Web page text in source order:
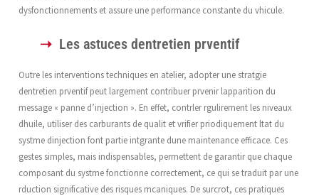
dysfonctionnements et assure une performance constante du vhicule.
Les astuces dentretien prventif
Outre les interventions techniques en atelier, adopter une stratgie
dentretien prventif peut largement contribuer prvenir lapparition du
message « panne d’injection ». En effet, contrler rgulirement les niveaux
dhuile, utiliser des carburants de qualit et vrifier priodiquement ltat du
systme dinjection font partie intgrante dune maintenance efficace. Ces
gestes simples, mais indispensables, permettent de garantir que chaque
composant du systme fonctionne correctement, ce qui se traduit par une
rduction significative des risques mcaniques. De surcrot, ces pratiques